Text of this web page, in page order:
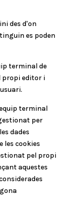
des d'on
es poden
terminal de
propi editor i
terminal
per
dades
les cookies
pel propi
aquestes